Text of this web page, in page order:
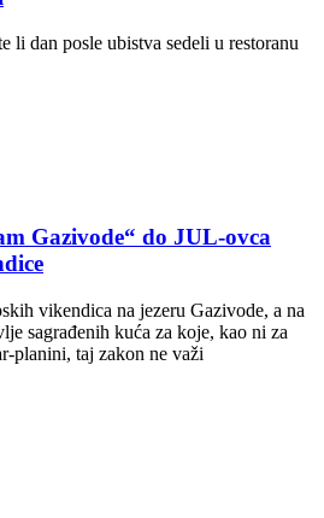
li dan posle ubistva sedeli u restoranu
Gazivode“ do JUL-ovca
vikendica na jezeru Gazivode, a na
sagrađenih kuća za koje, kao ni za
planini, taj zakon ne važi